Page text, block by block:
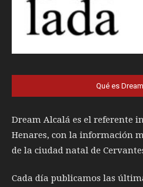
Qué es
Dream Alcalá es el referente
Henares, con la información
de la ciudad natal de
Cada día publicamos las